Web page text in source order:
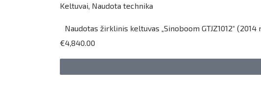
Keltuvai Naudota technika
Naudotas žirklinis keltuvas „Sinoboom GTJZ1012“
€4,840.00